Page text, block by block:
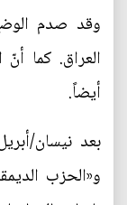
وقد صدم
العراق. كما
أيضاً.
و«الحزب